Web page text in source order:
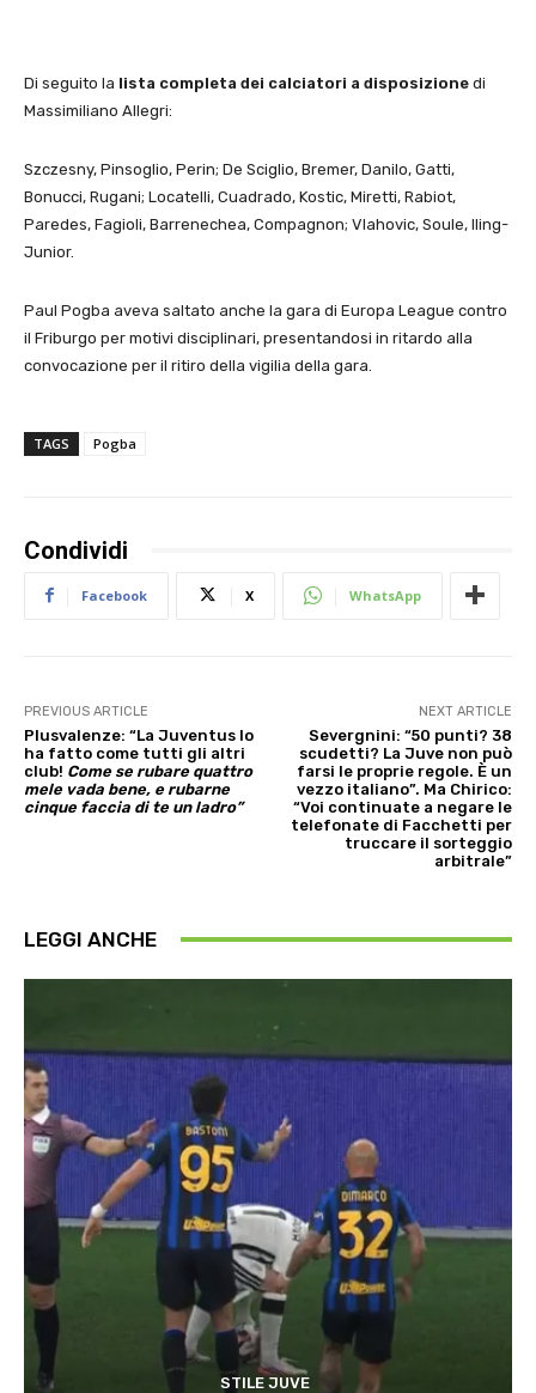
Di seguito la lista completa dei calciatori a disposizione di
Massimiliano Allegri:
Szczesny, Pinsoglio, Perin; De Sciglio, Bremer, Danilo, Gatti,
Bonucci, Rugani; Locatelli, Cuadrado, Kostic, Miretti, Rabiot,
Paredes, Fagioli, Barrenechea, Compagnon; Vlahovic, Soule, Iling-
Junior.
Paul Pogba aveva saltato anche la gara di Europa League contro
il Friburgo per motivi disciplinari, presentandosi in ritardo alla
convocazione per il ritiro della vigilia della gara.
TAGS Pogba
Condividi
Facebook X WhatsApp
PREVIOUS ARTICLE
Plusvalenze: “La Juventus lo
ha fatto come tutti gli altri
club! Come se rubare quattro
mele vada bene, e rubarne
cinque faccia di te un ladro”
NEXT ARTICLE
Severgnini: “50 punti? 38
scudetti? La Juve non può
farsi le proprie regole. È un
vezzo italiano”. Ma Chirico:
“Voi continuate a negare le
telefonate di Facchetti per
truccare il sorteggio
arbitrale”
LEGGI ANCHE
STILE JUVE